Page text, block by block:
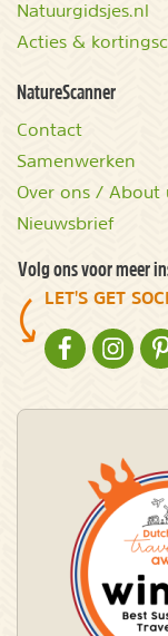
Natuurgidsjes.nl
Acties &
NatureScanner
Contact
Samenwerken
Over ons / About
Nieuwsbrief
Volg ons voor meer
LET'S GET